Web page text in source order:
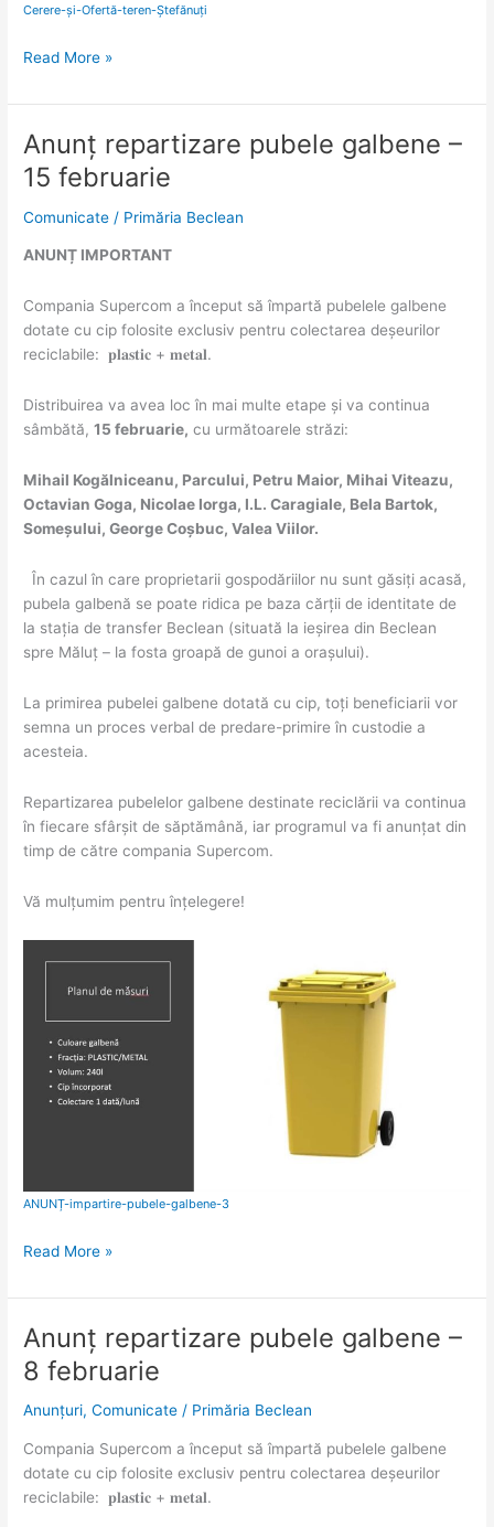
Cerere-și-Ofertă-teren-Ștefănuți
Claudiu
Read More »
Anunț repartizare pubele galbene –
15 februarie
Comunicate / Primăria Beclean
ANUNȚ IMPORTANT
Compania Supercom a început să împartă pubelele galbene
dotate cu cip folosite exclusiv pentru colectarea deșeurilor
reciclabile: 𝐩𝐥𝐚𝐬𝐭𝐢𝐜 + 𝐦𝐞𝐭𝐚𝐥.
Distribuirea va avea loc în mai multe etape și va continua
sâmbătă,15 februarie, cu următoarele străzi:
Mihail Kogălniceanu, Parcului, Petru Maior, Mihai Viteazu,
Octavian Goga, Nicolae Iorga, I.L. Caragiale, Bela Bartok,
Someșului, George Coșbuc, Valea Viilor.
În cazul în care proprietarii gospodăriilor nu sunt găsiți acasă,
pubela galbenă se poate ridica pe baza cărții de identitate de
la stația de transfer Beclean (situată la ieșirea din Beclean
spre Măluț – la fosta groapă de gunoi a orașului).
La primirea pubelei galbene dotată cu cip, toți beneficiarii vor
semna un proces verbal de predare-primire în custodie a
acesteia.
Repartizarea pubelelor galbene destinate reciclării va continua
în fiecare sfârșit de săptămână, iar programul va fi anunțat din
timp de către compania Supercom.
Vă mulțumim pentru înțelegere!
ANUNȚ-impartire-pubele-galbene-3
Anunț
repartizare
pubele
galbene
15
Read More »
Anunț repartizare pubele galbene –
8 februarie
Anunțuri,Comunicate / Primăria Beclean
Compania Supercom a început să împartă pubelele galbene
dotate cu cip folosite exclusiv pentru colectarea deșeurilor
reciclabile: 𝐩𝐥𝐚𝐬𝐭𝐢𝐜 + 𝐦𝐞𝐭𝐚𝐥.
Anunț
repartizare
pubele
galbene
8
februarie